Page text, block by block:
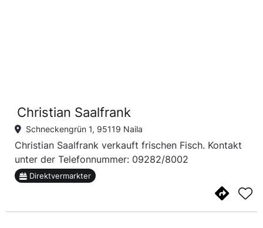
Christian Saalfrank
Schneckengrün 1, 95119 Naila
Christian Saalfrank verkauft frischen Fisch. Kontakt
unter der Telefonnummer: 09282/8002
Direktvermarkter